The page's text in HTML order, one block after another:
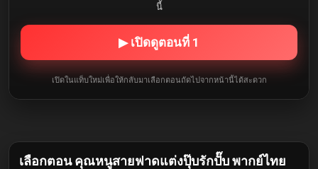
นี้
▶ เปิดดูตอนที่ 1
เปิดในแท็บใหม่เพื่อให้กลับมาเลือกตอนถัดไปจากหน้านี้ได้สะดวก
เลือกตอน คุณหนูสายฟาดแต่งปุ๊บรักปั๊บ พากย์ไทย